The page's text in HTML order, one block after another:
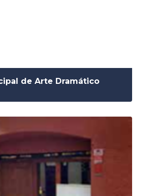
de Arte Dramático